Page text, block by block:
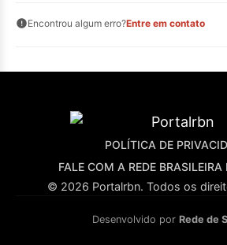
Encontrou algum erro?Entre em contato
POLÍTICA DE
FALE COM A REDE
© 2026 Portalrbn. Todos os
Desenvolvido por Rede de